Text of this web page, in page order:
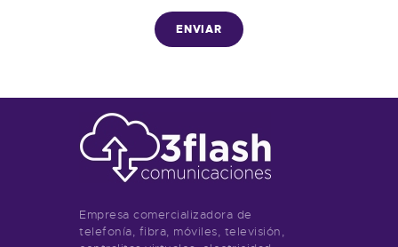
Empresa comercializadora de
telefonía, fibra, móviles, televisión,